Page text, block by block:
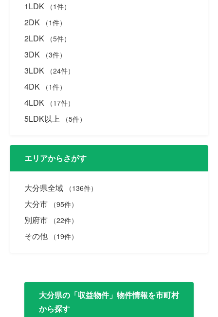
1LDK （1件）
2DK （1件）
2LDK （5件）
3DK （3件）
3LDK （24件）
4DK （1件）
4LDK （17件）
5LDK以上 （5件）
エリアからさがす
大分県全域 （136件）
大分市 （95件）
別府市 （22件）
その他 （19件）
大分県の「収益物件」物件情報を市町村
から探す